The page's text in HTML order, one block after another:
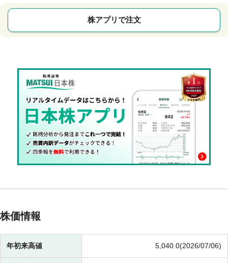
株アプリで注文
株価情報
年初来高値 5,040.0(2026/07/06)